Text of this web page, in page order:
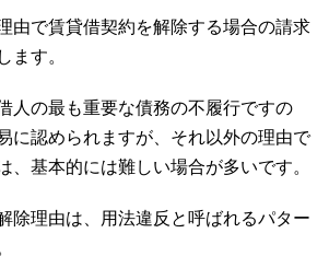
由で賃貸借契約を解除する場合の請求
ます。
人の最も重要な債務の不履行ですの
に認められますが、それ以外の理由で
、基本的には難しい場合が多いです。
除理由は、用法違反と呼ばれるパター